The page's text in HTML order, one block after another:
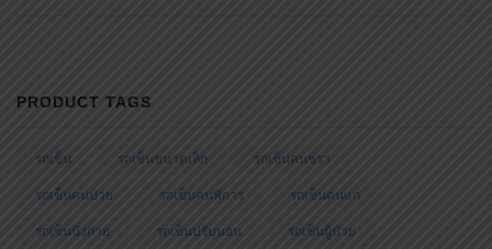
PRODUCT TAGS
รถเข็น รถเข็นขนาดเล็ก รถเข็นคนชรา
รถเข็นคนป่วย รถเข็นคนพิการ รถเข็นคนแก่
รถเข็นนั่งถ่าย รถเข็นปรับนอน รถเข็นผู้ป่วย